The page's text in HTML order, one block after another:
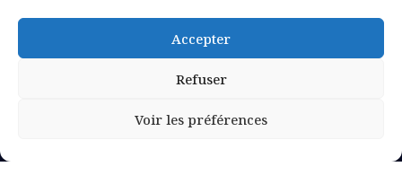
Accepter
Refuser
Voir les préférences